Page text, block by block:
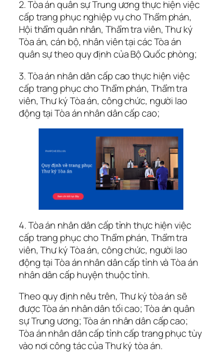
2. Tòa án quân sự Trung ương thực hiện việc
cấp trang phục nghiệp vụ cho Thẩm phán,
Hội thẩm quân nhân, Thẩm tra viên, Thư ký
Tòa án, cán bộ, nhân viên tại các Tòa án
quân sự theo quy định của Bộ Quốc phòng;
3. Tòa án nhân dân cấp cao thực hiện việc
cấp trang phục cho Thẩm phán, Thẩm tra
viên, Thư ký Tòa án, công chức, người lao
động tại Tòa án nhân dân cấp cao;
4. Tòa án nhân dân cấp tỉnh thực hiện việc
cấp trang phục cho Thẩm phán, Thẩm tra
viên, Thư ký Tòa án, công chức, người lao
động tại Tòa án nhân dân cấp tỉnh và Tòa án
nhân dân cấp huyện thuộc tỉnh.
Theo quy định nêu trên, Thư ký tòa án sẽ
được Tòa án nhân dân tối cao; Tòa án quân
sự Trung ương; Tòa án nhân dân cấp cao;
Tòa án nhân dân cấp tỉnh cấp trang phục tùy
vào nơi công tác của Thư ký tòa án.